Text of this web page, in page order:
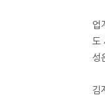
업
도
성
김